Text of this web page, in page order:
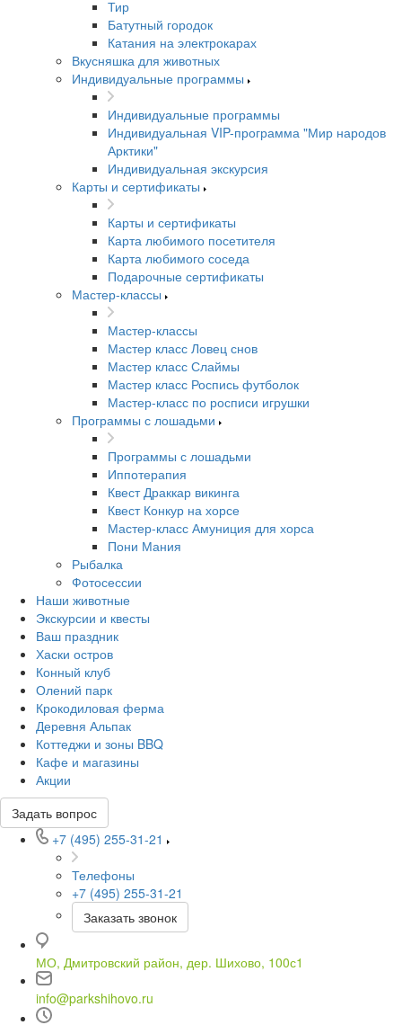
Тир
Батутный городок
Катания на электрокарах
Вкусняшка для животных
Индивидуальные программы
Индивидуальные программы
Индивидуальная VIP-программа "Мир народов
Арктики"
Индивидуальная экскурсия
Карты и сертификаты
Карты и сертификаты
Карта любимого посетителя
Карта любимого соседа
Подарочные сертификаты
Мастер-классы
Мастер-классы
Мастер класс Ловец снов
Мастер класс Слаймы
Мастер класс Роспись футболок
Мастер-класс по росписи игрушки
Программы с лошадьми
Программы с лошадьми
Иппотерапия
Квест Драккар викинга
Квест Конкур на хорсе
Мастер-класс Амуниция для хорса
Пони Мания
Рыбалка
Фотосессии
Наши животные
Экскурсии и квесты
Ваш праздник
Хаски остров
Конный клуб
Олений парк
Крокодиловая ферма
Деревня Альпак
Коттеджи и зоны BBQ
Кафе и магазины
Акции
Задать вопрос
+7 (495) 255-31-21
Телефоны
+7 (495) 255-31-21
Заказать звонок
МО, Дмитровский район, дер. Шихово, 100с1
info@parkshihovo.ru